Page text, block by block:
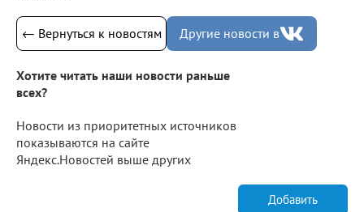
← Вернуться к новостям Другие новости в
Хотите читать наши новости раньше
всех?
Новости из приоритетных источников
показываются на сайте
Яндекс.Новостей выше других
Добавить